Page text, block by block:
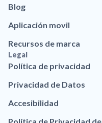
Blog
Aplicación movil
Recursos de marca
Legal
Política de privacidad
Privacidad de Datos
Accesibilidad